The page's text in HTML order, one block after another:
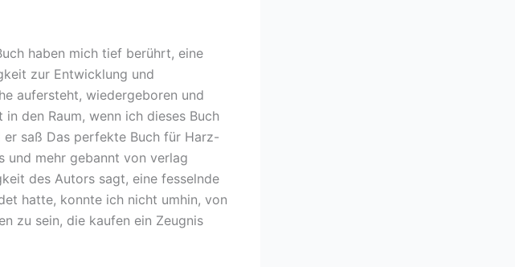
haben mich tief berührt, eine
zur Entwicklung und
aufersteht, wiedergeboren und
den Raum, wenn ich dieses Buch
saß Das perfekte Buch für Harz-
und mehr gebannt von verlag
des Autors sagt, eine fesselnde
hatte, konnte ich nicht umhin, von
zu sein, die kaufen ein Zeugnis